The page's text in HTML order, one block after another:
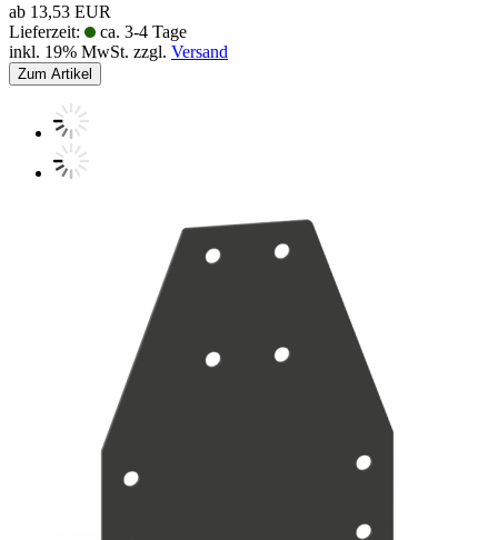
ab 13,53 EUR
Lieferzeit:
ca. 3-4 Tage
inkl. 19% MwSt. zzgl. Versand
Zum Artikel